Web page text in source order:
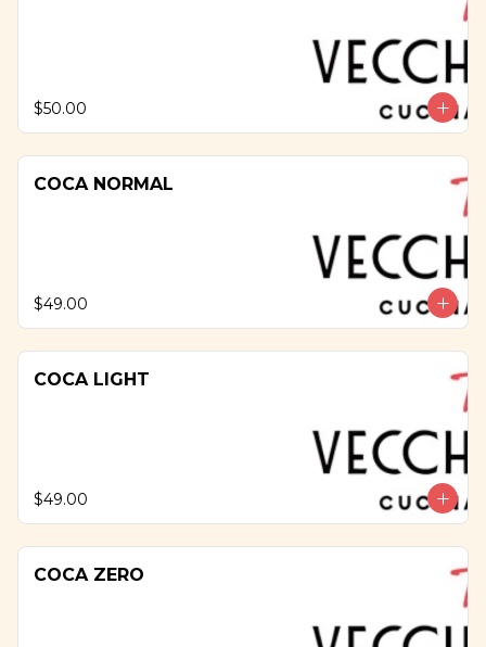
$50.00
COCA NORMAL
$49.00
COCA LIGHT
$49.00
COCA ZERO